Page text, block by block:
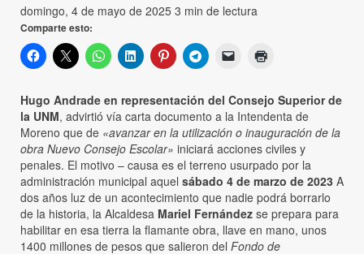
domingo, 4 de mayo de 2025 3 min de lectura
Comparte esto:
Hugo Andrade en representación del Consejo Superior de
la UNM, advirtió vía carta documento a la Intendenta de
Moreno que de «avanzar en la utilización o inauguración de la
obra Nuevo Consejo Escolar» iniciará acciones civiles y
penales. El motivo – causa es el terreno usurpado por la
administración municipal aquel sábado 4 de marzo de 2023 A
dos años luz de un acontecimiento que nadie podrá borrarlo
de la historia, la Alcaldesa Mariel Fernández se prepara para
habilitar en esa tierra la flamante obra, llave en mano, unos
1400 millones de pesos que salieron del Fondo de